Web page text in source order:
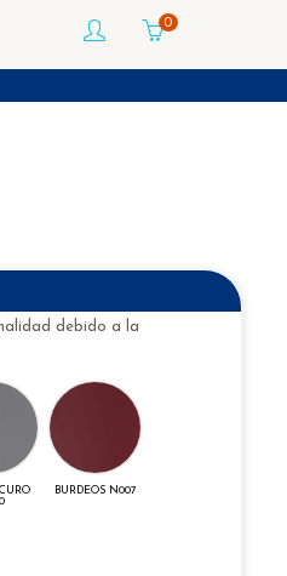
0
debido a la
BURDEOS N007